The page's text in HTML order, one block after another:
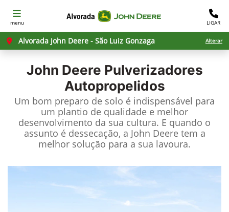
menu LIGAR
Alvorada John Deere - São Luiz Gonzaga Alterar
John Deere Pulverizadores
Autopropelidos
Um bom preparo de solo é indispensável para
um plantio de qualidade e melhor
desenvolvimento da sua cultura. E quando o
assunto é dessecação, a John Deere tem a
melhor solução para a sua lavoura.